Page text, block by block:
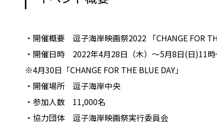
・開催概要 逗子海岸映画祭2022 「CHANGE FOR
・開催日時 2022年4月28日（木）～5月8日(日)11
※4月30日「CHANGE FOR THE BLUE DAY」
・開催場所 逗子海岸中央
・参加人数 11,000名
・協力団体 逗子海岸映画祭実行委員会